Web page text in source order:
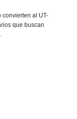
convierten al UT-
que buscan